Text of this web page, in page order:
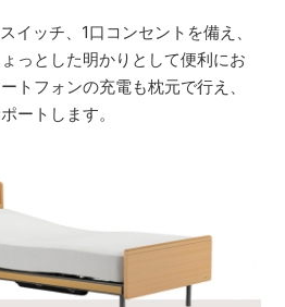
イッチ、1口コンセントを備え、
っとした明かりとして便利にお
トフォンの充電も枕元で行え、
ートします。